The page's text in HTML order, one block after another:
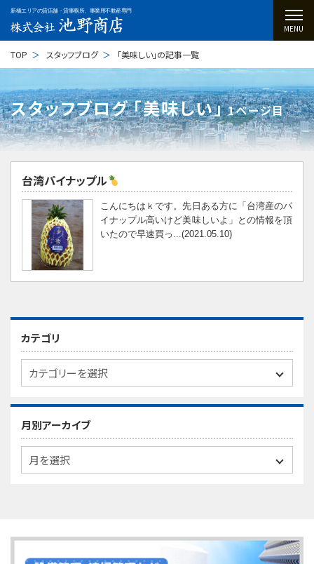
新橋エリアの貸店舗・貸事務所、事業用不動産専門
MENU
TOP スタッフブログ 「美味しい」の記事一覧
スタッフブログ ｢美味しい｣1ページ目
台湾パイナップル
こんにちはｋです。先日ある方に「台湾産のパ
イナップル高いけど美味しいよ」との情報を頂
いたので早速買っ...(2021.05.10)
カテゴリ
月別アーカイブ